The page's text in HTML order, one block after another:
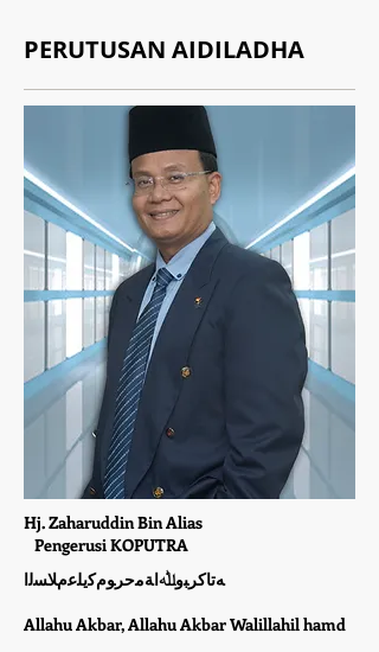
PERUTUSAN AIDILADHA
Hj. Zaharuddin Bin Alias
Pengerusi KOPUTRA
ﻪﺗﺎﻛﺮﺒﻭﷲﺍﺔﻣﺣﺮﻮﻡﻛﻳﻠﻋﻡﻼﺴﻟﺍ
Allahu Akbar, Allahu Akbar Walillahil hamd